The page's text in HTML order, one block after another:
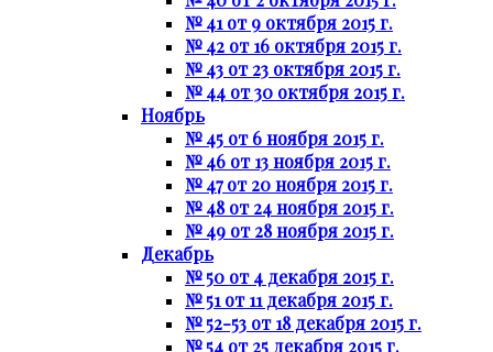
№ 41 от 9 октября 2015 г.
№ 42 от 16 октября 2015 г.
№ 43 от 23 октября 2015 г.
№ 44 от 30 октября 2015 г.
Ноябрь
№ 45 от 6 ноября 2015 г.
№ 46 от 13 ноября 2015 г.
№ 47 от 20 ноября 2015 г.
№ 48 от 24 ноября 2015 г.
№ 49 от 28 ноября 2015 г.
Декабрь
№ 50 от 4 декабря 2015 г.
№ 51 от 11 декабря 2015 г.
№ 52-53 от 18 декабря 2015 г.
№ 54 от 25 декабря 2015 г.